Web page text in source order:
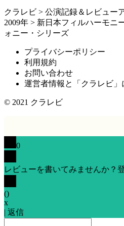
クラレビ > 公演記録＆レビュー
2009年 > 新日本フィルハーモニ
ォニー・シリーズ
プライバシーポリシー
利用規約
お問い合わせ
運営者情報と「クラレビ」
© 2021 クラレビ
0
レビューを書いてみませんか？
()
x
| 返信